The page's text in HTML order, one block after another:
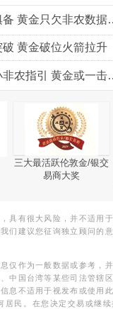
领峰金评：万事俱
黄金破位火箭拉升
领峰金评：静待
三大最活跃伦敦金/银交
易商大奖
具有很大风险，并不适用
们建议您征询独立顾问的
仅作为一般数据或参考，
中国台湾等某些司法管辖
息不适用于视发布或使用
居民。在您决定交易或继